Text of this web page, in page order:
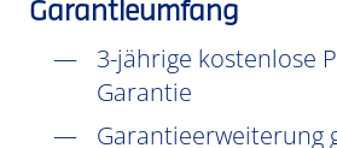
Garantieumfang
3-jährige kostenlose
Garantie
Garantieerweiterung